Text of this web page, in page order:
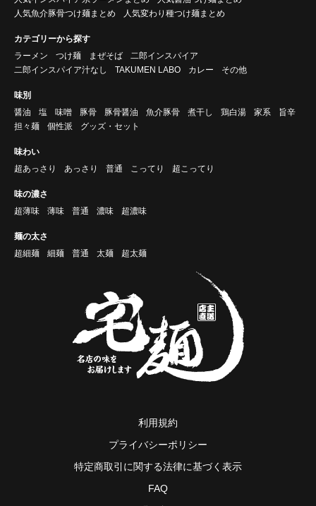
人気魚介豚骨つけ麺まとめ
人気変わり種つけ麺まとめ
カテゴリーから探す
ラーメン
つけ麺 まぜそば
二郎インスパイア
二郎インスパイア汁なし
TAKUMEN LABO カレー その他
味別
醤油
塩 味噌 豚骨 豚骨醤油 魚介豚骨 煮干し 鶏白湯 家系
旨辛
担々麺
個性派 グッズ・セット
味わい
超あっさり
あっさり 普通 こってり 超こってり
味の濃さ
超薄味
薄味 普通 濃味 超濃味
麺の太さ
超細麺
細麺 普通 太麺 超太麺
利用規約
プライバシーポリシー
特定商取引に関する法律に基づく表示
FAQ